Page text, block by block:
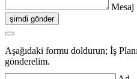
Mesaj
şimdi gönder
Aşağıdaki formu doldurun; İş
gönderelim.